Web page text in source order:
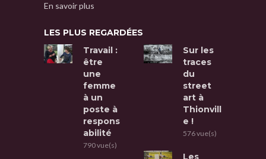
En savoir plus
LES PLUS REGARDÉES
Travail :
être
une
femme
à un
poste à
respons
abilité
790 vue(s)
Sur les
traces
du
street
art à
Thionvill
e !
576 vue(s)
Les